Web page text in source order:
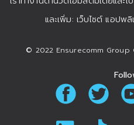
และเพิ่ม: เว็บไซต์ แอปพ
© 2022 Ensurecomm Group